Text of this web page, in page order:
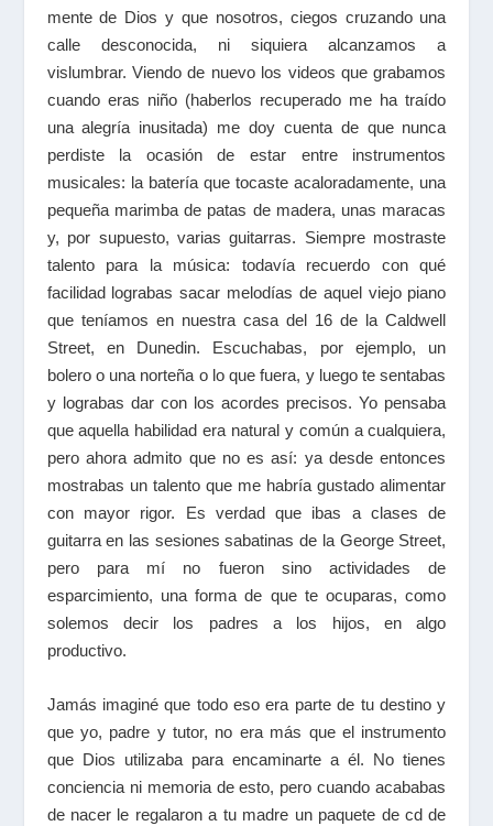
mente de Dios y que nosotros, ciegos cruzando una
calle desconocida, ni siquiera alcanzamos a
vislumbrar. Viendo de nuevo los videos que grabamos
cuando eras niño (haberlos recuperado me ha traído
una alegría inusitada) me doy cuenta de que nunca
perdiste la ocasión de estar entre instrumentos
musicales: la batería que tocaste acaloradamente, una
pequeña marimba de patas de madera, unas maracas
y, por supuesto, varias guitarras. Siempre mostraste
talento para la música: todavía recuerdo con qué
facilidad lograbas sacar melodías de aquel viejo piano
que teníamos en nuestra casa del 16 de la Caldwell
Street, en Dunedin. Escuchabas, por ejemplo, un
bolero o una norteña o lo que fuera, y luego te sentabas
y lograbas dar con los acordes precisos. Yo pensaba
que aquella habilidad era natural y común a cualquiera,
pero ahora admito que no es así: ya desde entonces
mostrabas un talento que me habría gustado alimentar
con mayor rigor. Es verdad que ibas a clases de
guitarra en las sesiones sabatinas de la George Street,
pero para mí no fueron sino actividades de
esparcimiento, una forma de que te ocuparas, como
solemos decir los padres a los hijos, en algo
productivo.
Jamás imaginé que todo eso era parte de tu destino y
que yo, padre y tutor, no era más que el instrumento
que Dios utilizaba para encaminarte a él. No tienes
conciencia ni memoria de esto, pero cuando acababas
de nacer le regalaron a tu madre un paquete de cd de